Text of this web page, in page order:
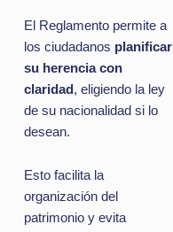
El Reglamento permite a
los ciudadanos planificar
su herencia con
claridad , eligiendo la ley
de su nacionalidad si lo
desean.
Esto facilita la
organización del
patrimonio y evita